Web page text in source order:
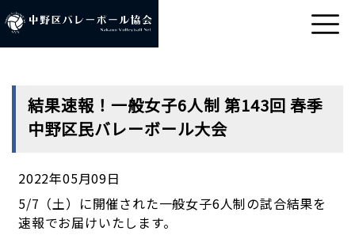
結果速報！一般女子6人制 第143回 春季
中野区民バレーボール大会
2022年05月09日
5/7（土）に開催された一般女子6人制の試合結果を
速報でお届けいたします。